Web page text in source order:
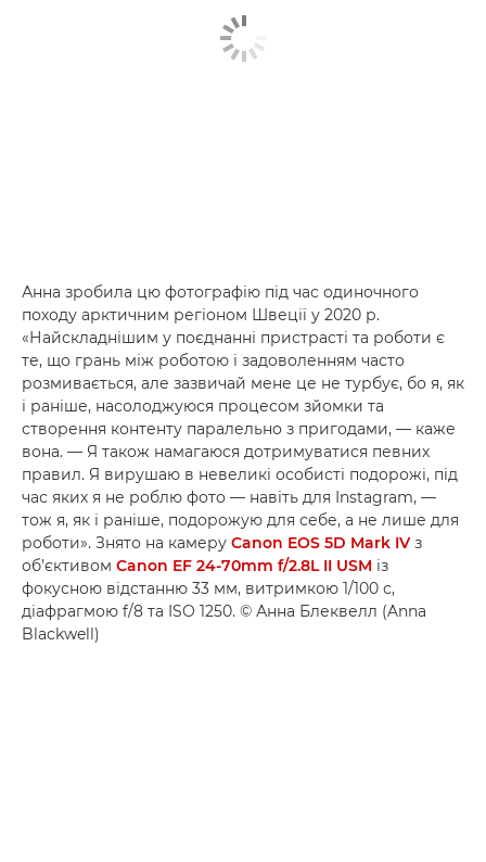
Анна зробила цю фотографію під час одиночного
походу арктичним регіоном Швеції у 2020 р.
«Найскладнішим у поєднанні пристрасті та роботи є
те, що грань між роботою і задоволенням часто
розмивається, але зазвичай мене це не турбує, бо я, як
і раніше, насолоджуюся процесом зйомки та
створення контенту паралельно з пригодами, — каже
вона. — Я також намагаюся дотримуватися певних
правил. Я вирушаю в невеликі особисті подорожі, під
час яких я не роблю фото — навіть для Instagram, —
тож я, як і раніше, подорожую для себе, а не лише для
роботи». Знято на камеру Canon EOS 5D Mark IV з
об’єктивом Canon EF 24-70mm f/2.8L II USM із
фокусною відстанню 33 мм, витримкою 1/100 с,
діафрагмою f/8 та ISO 1250. © Анна Блеквелл (Anna
Blackwell)